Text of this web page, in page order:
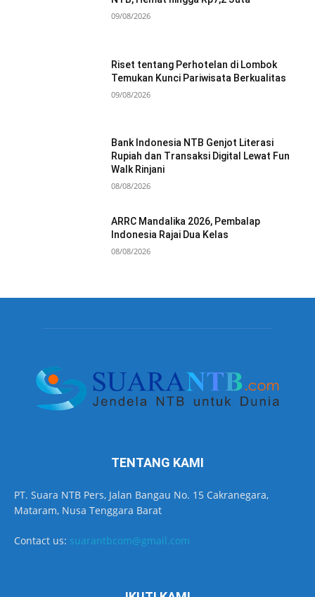
09/08/2026
Riset tentang Perhotelan di Lombok
Temukan Kunci Pariwisata Berkualitas
09/08/2026
Bank Indonesia NTB Genjot Literasi
Rupiah dan Transaksi Digital Lewat Fun
Walk Rinjani
08/08/2026
ARRC Mandalika 2026, Pembalap
Indonesia Rajai Dua Kelas
08/08/2026
TENTANG KAMI
PT. Suara NTB Pers, Jalan Bangau No. 15 Cakranegara,
Mataram, Nusa Tenggara Barat
Contact us: suarantbcom@gmail.com